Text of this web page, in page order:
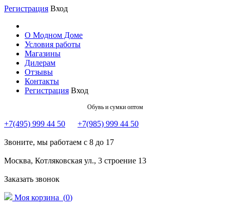
Регистрация Вход
О Модном Доме
Условия работы
Магазины
Дилерам
Отзывы
Контакты
Регистрация Вход
Обувь и сумки оптом
+7(495) 999 44 50 +7(985) 999 44 50
Звоните, мы работаем с 8 до 17
Москва, Котляковская ул., 3 строение 13
Заказать звонок
Моя корзина (0)